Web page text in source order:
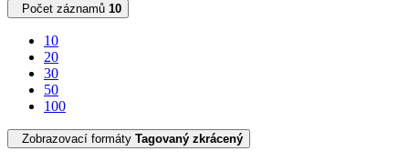
Počet záznamů 10
10
20
30
50
100
Zobrazovací formáty Tagovaný zkrácený